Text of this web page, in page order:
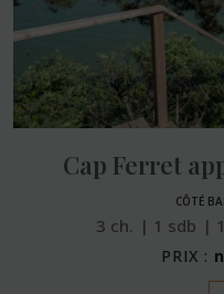
Cap Ferret
CÔTÉ
3 ch. 1 sdb
PRIX :